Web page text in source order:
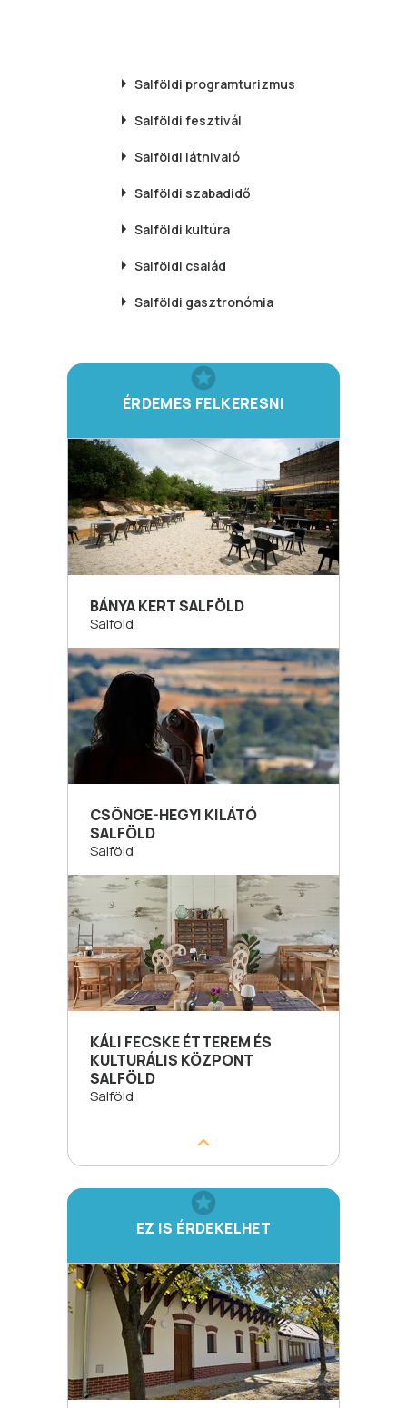
Salföldi programturizmus
Salföldi fesztivál
Salföldi látnivaló
Salföldi szabadidő
Salföldi kultúra
Salföldi család
Salföldi gasztronómia
ÉRDEMES FELKERESNI
BÁNYA KERT SALFÖLD
Salföld
CSÖNGE-HEGYI KILÁTÓ
SALFÖLD
Salföld
KÁLI FECSKE ÉTTEREM ÉS
KULTURÁLIS KÖZPONT
SALFÖLD
Salföld
EZ IS ÉRDEKELHET